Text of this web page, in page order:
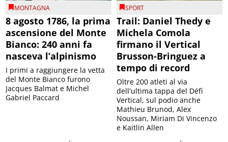
MONTAGNA
8 agosto 1786, la prima
ascensione del Monte
Bianco: 240 anni fa
nasceva l’alpinismo
I primi a raggiungere la vetta
del Monte Bianco furono
Jacques Balmat e Michel
Gabriel Paccard
SPORT
Trail: Daniel Thedy e
Michela Comola
firmano il Vertical
Brusson-Bringuez a
tempo di record
Oltre 200 atleti al via
dell'ultima tappa del Défì
Vertical, sul podio anche
Mathieu Brunod, Alex
Noussan, Miriam Di Vincenzo
e Kaitlin Allen